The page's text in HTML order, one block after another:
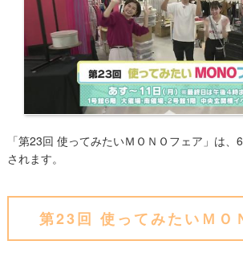
「第23回 使ってみたいＭＯＮＯフェア」は
されます。
第23回 使ってみたいＭＯ